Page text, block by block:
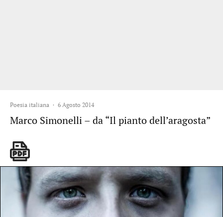
Poesia italiana · 6 Agosto 2014
Marco Simonelli – da “Il pianto dell’aragosta”